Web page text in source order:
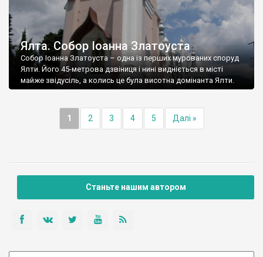
Ялта. Собор Іоанна Златоуста
Собор Іоанна Златоуста – одна із перших мурованих споруд
Ялти. Його 45-метрова дзвіниця і нині видніється в місті
майже звідусіль, а колись це була висотна домінанта Ялти.
1 2 3 4 5 Далі »
Станьте нашим автором